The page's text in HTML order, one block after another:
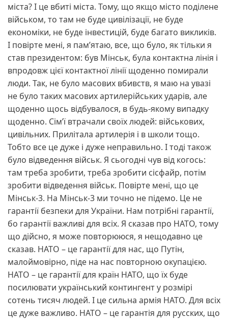
міста? І це вбиті міста. Тому, що якщо місто поділене
військом, то там не буде цивілізації, не буде
економіки, не буде інвестицій, буде багато викликів.
І повірте мені, я пам’ятаю, все, що було, як тільки я
став президентом: був Мінськ, була контактна лінія і
впродовж цієї контактної лінії щоденно помирали
люди. Так, не було масових вбивств, я маю на увазі
не було таких масових артилерійських ударів, але
щоденно щось відбувалося, в будь-якому випадку
щоденно. Сім’ї втрачали своїх людей: військових,
цивільних. Прилітала артилерія і в школи тощо.
Тобто все це дуже і дуже неправильно. І тоді також
було відведення військ. Я сьогодні чув від когось:
там треба зробити, треба зробити сісфайр, потім
зробити відведення військ. Повірте мені, що це
Мінськ-3. На Мінськ-3 ми точно не підемо. Це не
гарантії безпеки для України. Нам потрібні гарантії,
бо гарантії важливі для всіх. Я сказав про НАТО, тому
що дійсно, я може повторююся, я нещодавно це
сказав. НАТО – це гарантії для нас, що Путін,
малоймовірно, піде на нас повторною окупацією.
НАТО – це гарантії для країн НАТО, що їх буде
посилювати український контингент у розмірі
сотень тисяч людей. І це сильна армія НАТО. Для всіх
це дуже важливо. НАТО – це гарантія для русских, що